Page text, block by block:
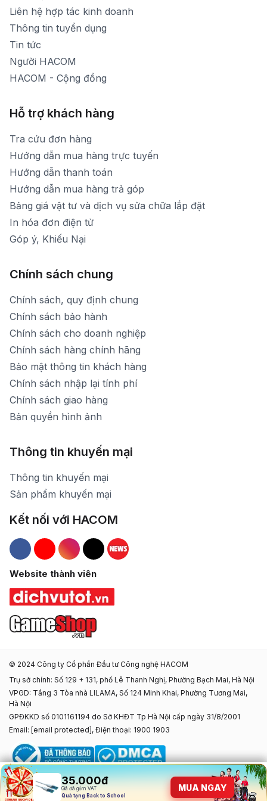
35.000đ
Giá đã gồm VAT
Quà tặng tựu trường độc quyền
MUA NGAY
35.000đ
Giá đã gồm VAT
Quà tặng Back to School
MUA NGAY
[email protected]
Thời gian mở cửa: Từ 8h30-20h hàng ngày
Liên hệ hợp tác kinh doanh
Thông tin tuyển dụng
Tin tức
Người HACOM
HACOM - Cộng đồng
Hỗ trợ khách hàng
Tra cứu đơn hàng
Hướng dẫn mua hàng trực tuyến
Hướng dẫn thanh toán
Hướng dẫn mua hàng trả góp
Bảng giá vật tư và dịch vụ sửa chữa lắp đặt
In hóa đơn điện tử
Góp ý, Khiếu Nại
Chính sách chung
Chính sách, quy định chung
Chính sách bảo hành
Chính sách cho doanh nghiệp
Chính sách hàng chính hãng
Bảo mật thông tin khách hàng
Chính sách nhập lại tính phí
Chính sách giao hàng
Bản quyền hình ảnh
Thông tin khuyến mại
Thông tin khuyến mại
Sản phẩm khuyến mại
Kết nối với HACOM
Hacom Facebook
Hacom YouTube
Hacom Instagram
Hacom TikTok
Website thành viên
© 2024 Công ty Cổ phần Đầu tư Công nghệ HACOM
Trụ sở chính: Số 129 + 131, phố Lê Thanh Nghị, Phường Bạch Mai, Hà Nội
VPGD: Tầng 3 Tòa nhà LILAMA, Số 124 Minh Khai, Phường Tương Mai,
Hà Nội
GPĐKKD số 0101161194 do Sở KHĐT Tp Hà Nội cấp ngày 31/8/2001
Email: [email protected] , Điện thoại: 1900 1903